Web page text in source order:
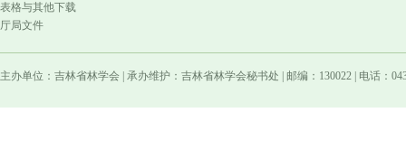
表格与其他下载
厅局文件
主办单位：吉林省林学会 | 承办维护：吉林省林学会秘书处 | 邮编：130022 | 电话：